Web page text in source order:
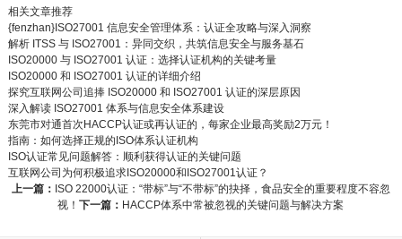
相关文章推荐
{fenzhan}ISO27001 信息安全管理体系：认证全攻略与深入洞察
解析 ITSS 与 ISO27001：异同交织，共筑信息安全与服务基石
ISO20000 与 ISO27001 认证：选择认证机构的关键考量
ISO20000 和 ISO27001 认证的详细介绍
探究互联网公司追捧 ISO20000 和 ISO27001 认证的深层原因
深入解读 ISO27001 体系与信息安全体系建设
东莞市对通首次HACCP认证或再认证的，每家企业最高奖励2万元！
指南：如何选择正规的ISO体系认证机构
ISO认证常见问题解答：顺利获得认证的关键问题
互联网公司为何积极追求ISO20000和ISO27001认证？
上一篇： ISO 22000认证：“带标”与“不带标”的抉择，食品安全的重要程度不容忽
视！下一篇： HACCP体系中常被忽视的关键问题与解决方案